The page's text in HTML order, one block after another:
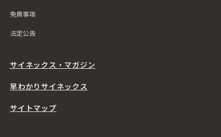
免責事項
法定公告
サイネックス・マガジン
早わかりサイネックス
サイトマップ